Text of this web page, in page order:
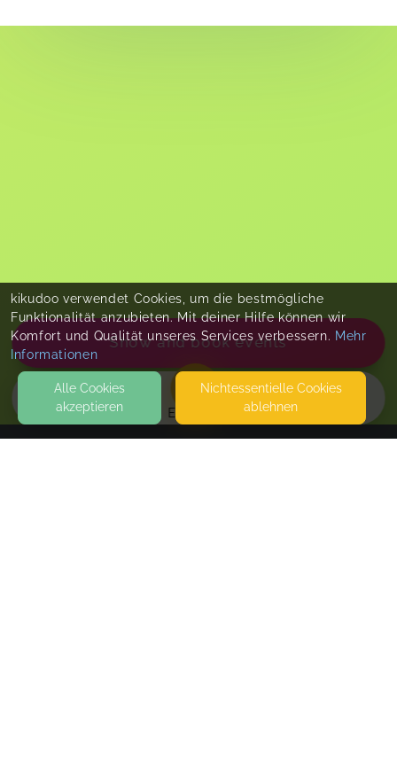
EVENTS
Show and book events
kikudoo verwendet Cookies, um die bestmögliche
Funktionalität anzubieten. Mit deiner Hilfe können wir
Komfort und Qualität unseres Services verbessern. Mehr
Informationen
Alle Cookies
akzeptieren
Nicht­essentielle Cookies
ablehnen